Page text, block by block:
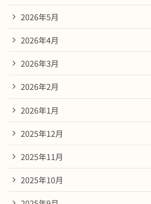
2026年5月
2026年4月
2026年3月
2026年2月
2026年1月
2025年12月
2025年11月
2025年10月